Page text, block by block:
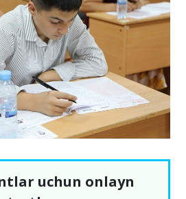
uchun onlayn